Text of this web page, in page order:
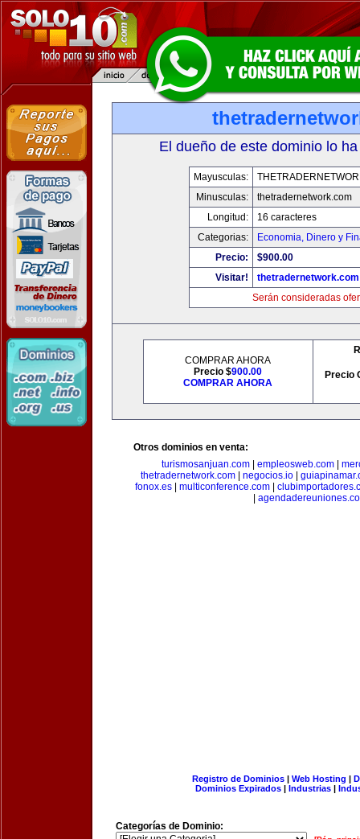
El dueño de este dominio lo
Mayusculas:
Minusculas:
thetradernetwork.com
Longitud:
16 caracteres
Categorias:
Economia, Dinero y
Precio:
$900.00
Visitar!
thetradernetwork.com
Serán consideradas
COMPRAR AHORA
Precio $900.00
COMPRAR AHORA
Precio
Otros dominios en venta:
turismosanjuan.com| empleosweb.com|
thetradernetwork.com
negocios.io
fonox.es| multiconference.com|
Registro de Dominios| Web Hosting |
Dominios Expirados | Industrias |
Categorías de Dominio: